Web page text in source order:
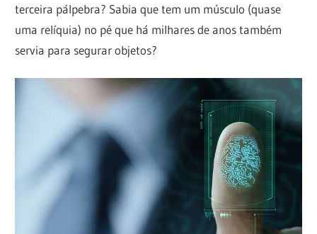
terceira pálpebra? Sabia que tem um músculo (quase
uma relíquia) no pé que há milhares de anos também
servia para segurar objetos?